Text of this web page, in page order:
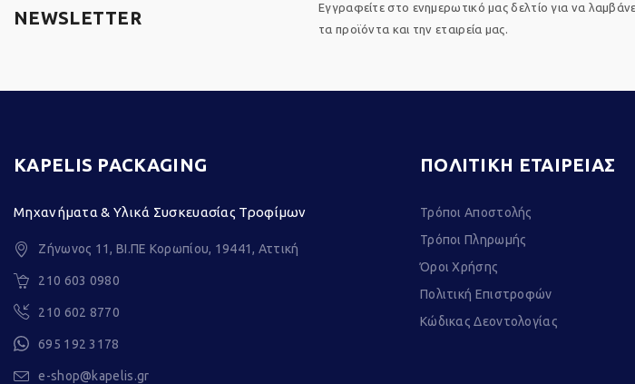
NEWSLETTER
Εγγραφείτε στο ενημερωτικό μας δελτίο για να
τα προϊόντα και την εταιρεία μας.
KAPELIS PACKAGING
Μηχανήματα & Υλικά Συσκευασίας Τροφίμων
Ζήνωνος 11, ΒΙ.ΠΕ Κορωπίου, 19441, Αττική
210 603 0980
210 602 8770
695 192 3178
e-shop@kapelis.gr
ΠΟΛΙΤΙΚΗ ΕΤΑΙΡΕΙΑΣ
Τρόποι Αποστολής
Τρόποι Πληρωμής
Όροι Χρήσης
Πολιτική Επιστροφών
Κώδικας Δεοντολογίας